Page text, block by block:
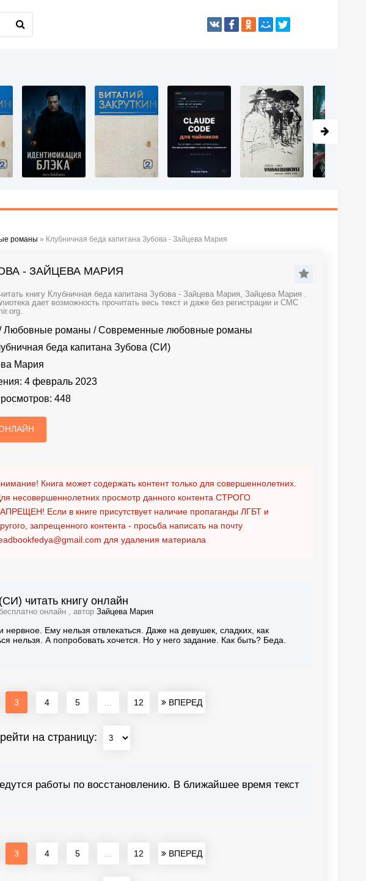
романы » Клубничная беда капитана Зубова - Зайцева Мария
- ЗАЙЦЕВА МАРИЯ
книгу Клубничная беда капитана Зубова - Зайцева Мария, Зайцева Мария .
дает возможность прочитать весь текст и даже без регистрации и СМС
Любовные романы /Современные любовные романы
беда капитана Зубова (СИ)
Мария
4 февраль 2023
448
Книга может содержать контент только для совершеннолетних.
несовершеннолетних просмотр данного контента СТРОГО
Если в книге присутствует наличие пропаганды ЛГБТ и
запрещенного контента - просьба написать на почту
для удаления материала
читать книгу онлайн
онлайн , автор Зайцева Мария
Ему нельзя отвлекаться. Даже на девушек, сладких, как
нельзя. А попробовать хочется. Но у него задание. Как быть? Беда.
3 4 5 12 ВПЕРЕД
на страницу:
работы по восстановлению. В ближайшее время текст
3 4 5 12 ВПЕРЕД